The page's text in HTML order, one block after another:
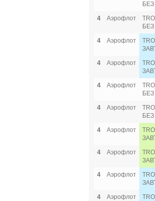
4
Аэрофлот
4
Аэрофлот
4
Аэрофлот
4
Аэрофлот
4
Аэрофлот
4
Аэрофлот
4
Аэрофлот
4
Аэрофлот
4
Аэрофлот